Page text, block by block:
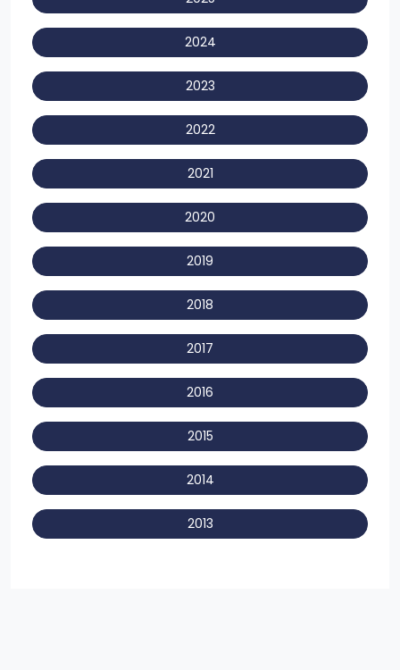
2024
2023
2022
2021
2020
2019
2018
2017
2016
2015
2014
2013